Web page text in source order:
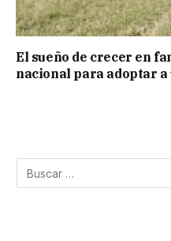
El sueño de crecer en
nacional para adoptar